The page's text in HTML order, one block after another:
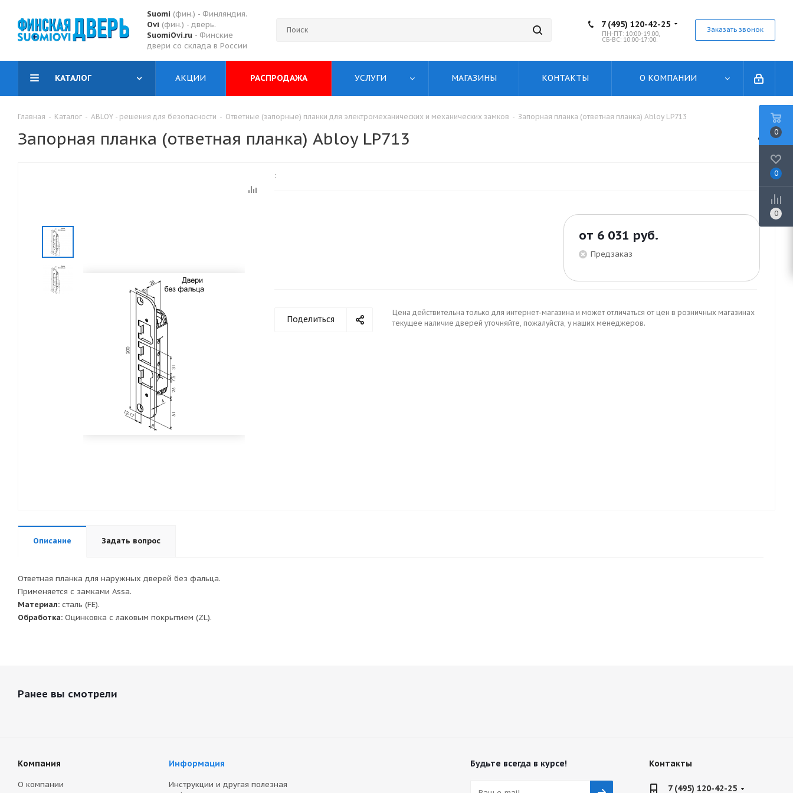
Suomi (фин.) - Финляндия.
Ovi (фин.) - дверь.
SuomiOvi.ru - Финские
двери со склада в России
7 (495) 120-42-25
ПН-ПТ: 10:00-19:00,
СБ-ВС: 10:00-17:00.
Заказать звонок
КАТАЛОГ АКЦИИ РАСПРОДАЖА УСЛУГИ МАГАЗИНЫ КОНТАКТЫ О КОМПАНИИ
Главная - Каталог - ABLOY - решения для безопасности - Ответные (запорные) планки для электромеханических и механических замков - Запорная планка (ответная планка) Abloy LP713
Запорная планка (ответная планка) Abloy LP713
:
от 6 031 руб.
Предзаказ
Поделиться
Цена действительна только для интернет-магазина и может отличаться от цен в розничных магазинах
текущее наличие дверей уточняйте, пожалуйста, у наших менеджеров.
Описание Задать вопрос
Ответная планка для наружных дверей без фальца.
Применяется с замками Assa.
Материал: сталь (FE).
Обработка: Оцинковка с лаковым покрытием (ZL).
Ранее вы смотрели
Компания
О компании
Информация
Инструкции и другая полезная
Будьте всегда в курсе! Контакты
7 (495) 120-42-25
0
0
0